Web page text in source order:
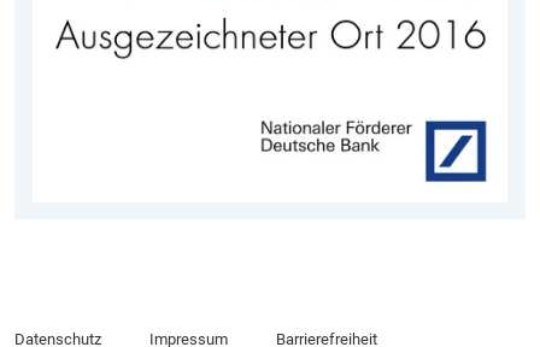
Datenschutz Impressum Barrierefreiheit